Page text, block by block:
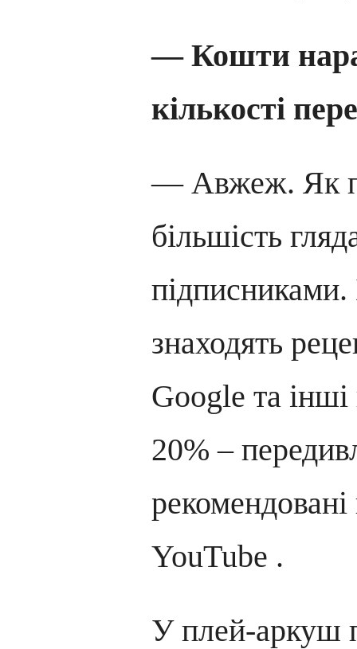
— Кошти
кількості
— Авжеж. Як
більшість
знаходять
Google та
20% –
рекомендовані
YouTube .
У плей-аркуш